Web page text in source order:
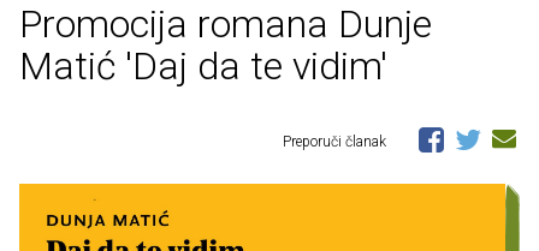
Promocija romana Dunje
Matić 'Daj da te vidim'
Preporuči članak